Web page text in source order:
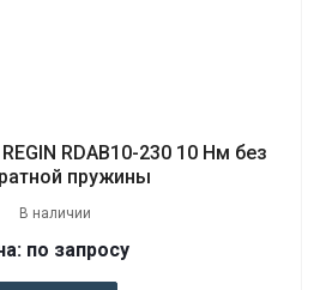
RDAB10-230 10 Нм без
пружины
В наличии
по запросу